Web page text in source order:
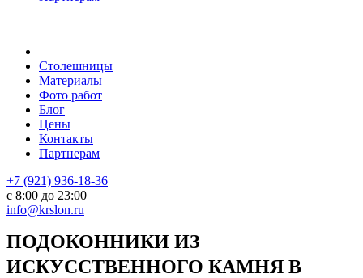
Столешницы
Материалы
Фото работ
Блог
Цены
Контакты
Партнерам
+7 (921) 936-18-36
с 8:00 до 23:00
info@krslon.ru
ПОДОКОННИКИ ИЗ
ИСКУССТВЕННОГО КАМНЯ В